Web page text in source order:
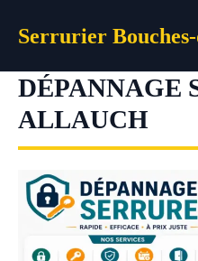
Serrurier
DÉPANNAGE
ALLAUCH